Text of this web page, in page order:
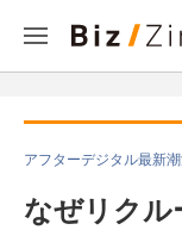
アフターデジタル最新
なぜリク